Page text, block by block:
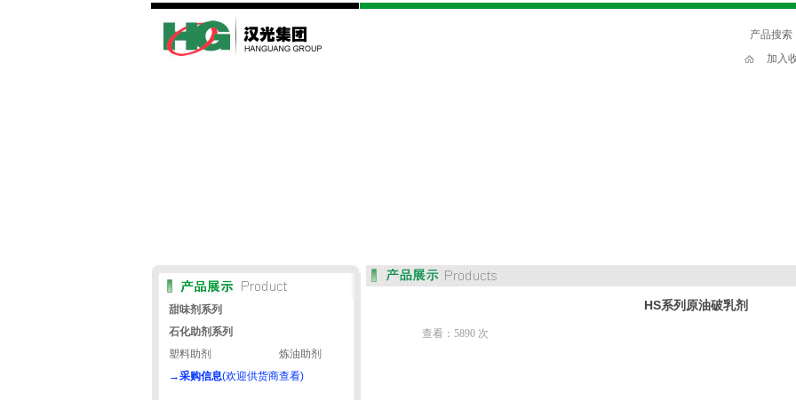
产品搜索
加入
甜味剂系列
石化助剂系列
塑料助剂
炼油助剂
→采购信息(欢迎供货商查看)
HS系列原油破乳剂
查看： 5890 次